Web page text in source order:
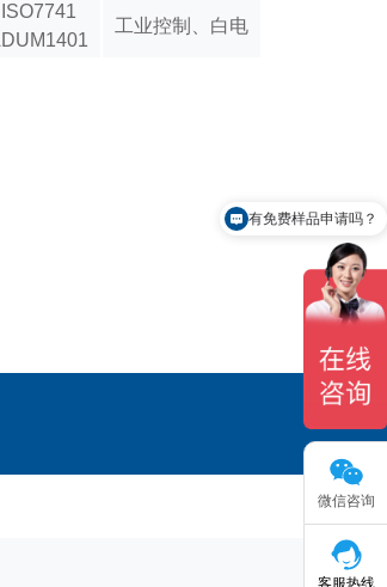
ISO7741
工业控制、白电
微信咨询
客服热线
有免费样品申请吗？